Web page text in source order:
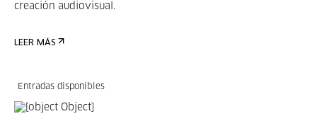
creación audiovisual.
LEER MÁS
Entradas disponibles